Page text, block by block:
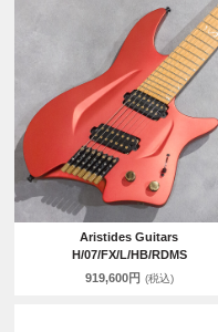
Aristides Guitars
H/07/FX/L/HB/RDMS
919,600円 (税込)